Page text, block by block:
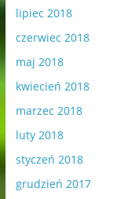
lipiec 2018
czerwiec 2018
maj 2018
kwiecień 2018
marzec 2018
luty 2018
styczeń 2018
grudzień 2017